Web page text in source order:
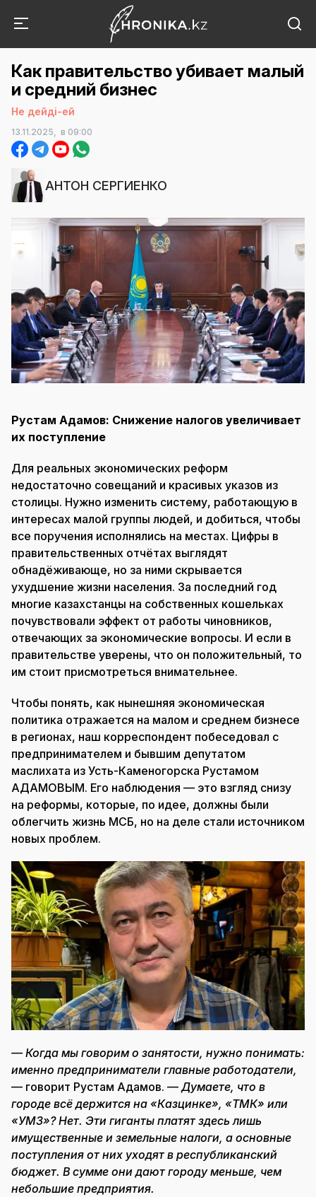
Как правительство убивает малый
и средний бизнес
Не дейді-ей
13.11.2025, в 09:00
АНТОН СЕРГИЕНКО
Рустам Адамов: Снижение налогов увеличивает
их поступление
Для реальных экономических реформ
недостаточно совещаний и красивых указов из
столицы. Нужно изменить систему, работающую в
интересах малой группы людей, и добиться, чтобы
все поручения исполнялись на местах. Цифры в
правительственных отчётах выглядят
обнадёживающе, но за ними скрывается
ухудшение жизни населения. За последний год
многие казахстанцы на собственных кошельках
почувствовали эффект от работы чиновников,
отвечающих за экономические вопросы. И если в
правительстве уверены, что он положительный, то
им стоит присмотреться внимательнее.
Чтобы понять, как нынешняя экономическая
политика отражается на малом и среднем бизнесе
в регионах, наш корреспондент побеседовал с
предпринимателем и бывшим депутатом
маслихата из Усть-Каменогорска Рустамом
АДАМОВЫМ. Его наблюдения — это взгляд снизу
на реформы, которые, по идее, должны были
облегчить жизнь МСБ, но на деле стали источником
новых проблем.
— Когда мы говорим о занятости, нужно понимать:
именно предприниматели главные работодатели,
— говорит Рустам Адамов. — Думаете, что в
городе всё держится на «Казцинке», «ТМК» или
«УМЗ»? Нет. Эти гиганты платят здесь лишь
имущественные и земельные налоги, а основные
поступления от них уходят в республиканский
бюджет. В сумме они дают городу меньше, чем
небольшие предприятия.